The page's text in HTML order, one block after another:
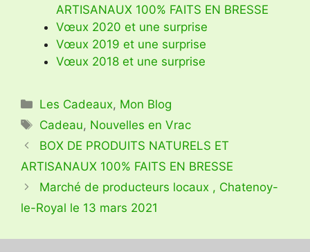
ARTISANAUX 100% FAITS EN BRESSE
Vœux 2020 et une surprise
Vœux 2019 et une surprise
Vœux 2018 et une surprise
Catégories
Les Cadeaux, Mon Blog
Étiquettes
Cadeau, Nouvelles en Vrac
BOX DE PRODUITS NATURELS ET
ARTISANAUX 100% FAITS EN BRESSE
Marché de producteurs locaux , Chatenoy-
le-Royal le 13 mars 2021